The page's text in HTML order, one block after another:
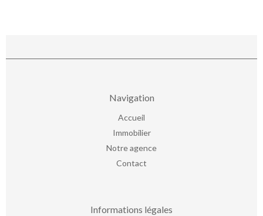
Navigation
Accueil
Immobilier
Notre agence
Contact
Informations légales